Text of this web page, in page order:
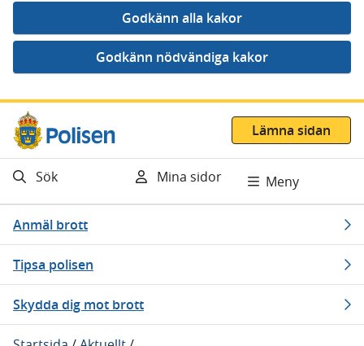
Gå direkt till innehåll
Lämna sidan
Sök Mina sidor Meny
Anmäl brott
Tipsa polisen
Skydda dig mot brott